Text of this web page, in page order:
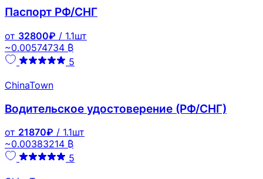
Паспорт РФ/СНГ
от 32800₽ / 1.1шт
~0.00574734 ₿
5
ChinaTown
Водительское удостоверение (РФ/СНГ)
от 21870₽ / 1.1шт
~0.00383214 ₿
5